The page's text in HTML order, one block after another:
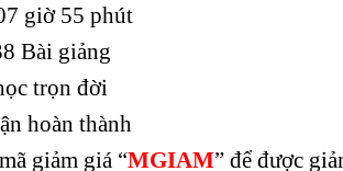
₫.
tại
là:
499.000 ₫.
giờ 55 phút
Bài giảng
trọn đời
hoàn thành
giảm giá “MGIAM” để được